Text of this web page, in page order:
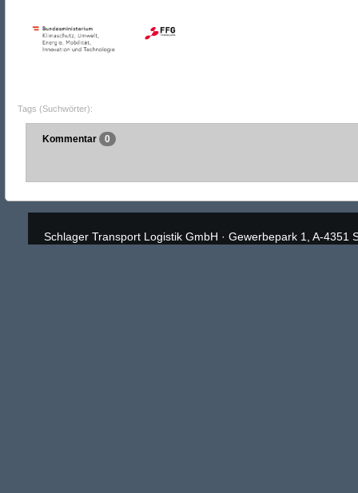
Tags (Suchwörter):
Kommentar 0
Schlager Transport Logistik GmbH · Gewerbepark 1, A-4351